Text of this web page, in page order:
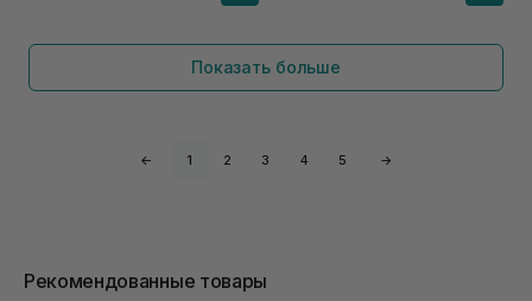
Показать больше
← 1 2 3 4 5 →
Рекомендованные товары